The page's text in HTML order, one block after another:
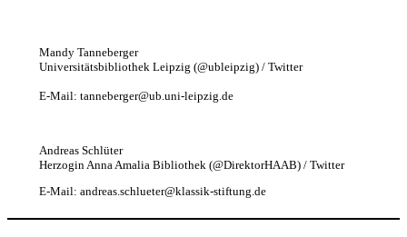
Mandy Tanneberger
Universitätsbibliothek Leipzig (@ubleipzig) / Twitter
E-Mail: tanneberger@ub.uni-leipzig.de
Andreas Schlüter
Herzogin Anna Amalia Bibliothek (@DirektorHAAB) / Twitter
E-Mail: andreas.schlueter@klassik-stiftung.de